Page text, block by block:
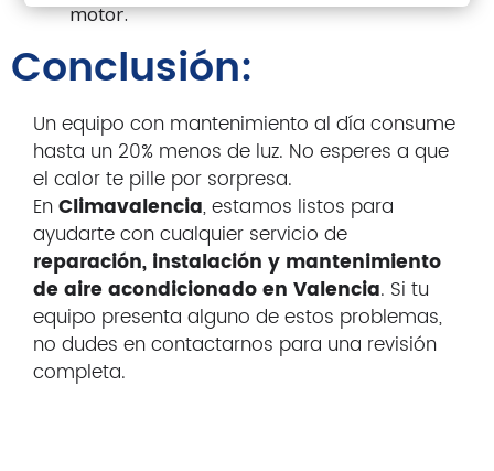
motor.
Conclusión:
Un equipo con mantenimiento al día consume
hasta un 20% menos de luz. No esperes a que
el calor te pille por sorpresa.
EnClimavalencia, estamos listos para
ayudarte con cualquier servicio de
reparación, instalación y mantenimiento
de aire acondicionado en Valencia. Si tu
equipo presenta alguno de estos problemas,
no dudes en contactarnos para una revisión
completa.